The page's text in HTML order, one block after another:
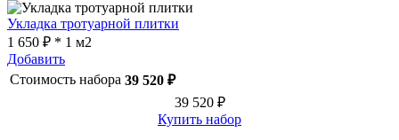
Укладка тротуарной плитки
1 650 ₽ * 1 м2
Добавить
Стоимость набора 39 520 ₽
39 520 ₽
Купить набор